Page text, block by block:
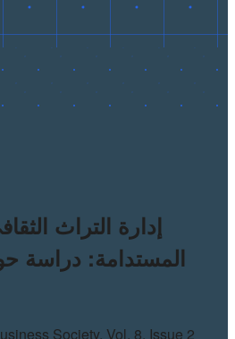
إدارة التراث
المستدامة: دراسة
Society, Vol. 8, Issue 2